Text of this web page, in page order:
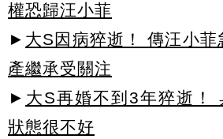
權恐歸汪小菲
► 大S因病猝逝！ 傳汪小
產繼承受關注
► 大S再婚不到3年猝逝！
狀態很不好